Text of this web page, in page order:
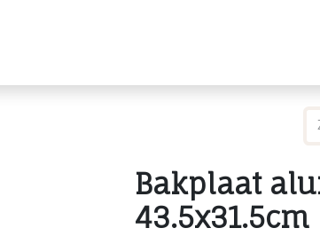
Bakplaat
43.5x31.5cm